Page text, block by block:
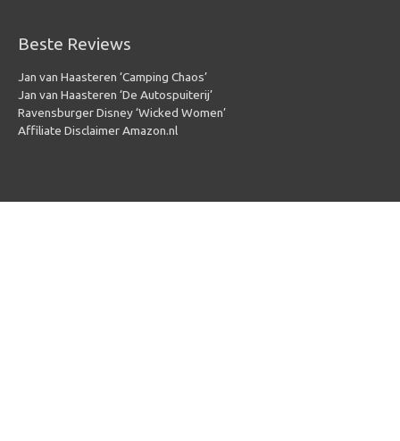
Beste Reviews
Jan van Haasteren ‘Camping Chaos’
Jan van Haasteren ‘De Autospuiterij’
Ravensburger Disney ‘Wicked Women’
Affiliate Disclaimer Amazon.nl